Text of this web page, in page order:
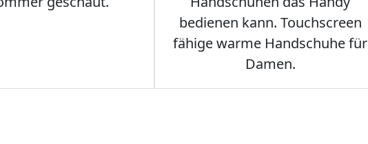
bedienen kann. Touchscreen
fähige warme Handschuhe für
Damen.